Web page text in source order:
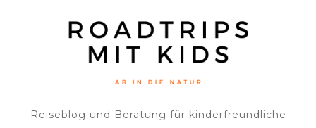
Reiseblog und Beratung für kinderfreundliche